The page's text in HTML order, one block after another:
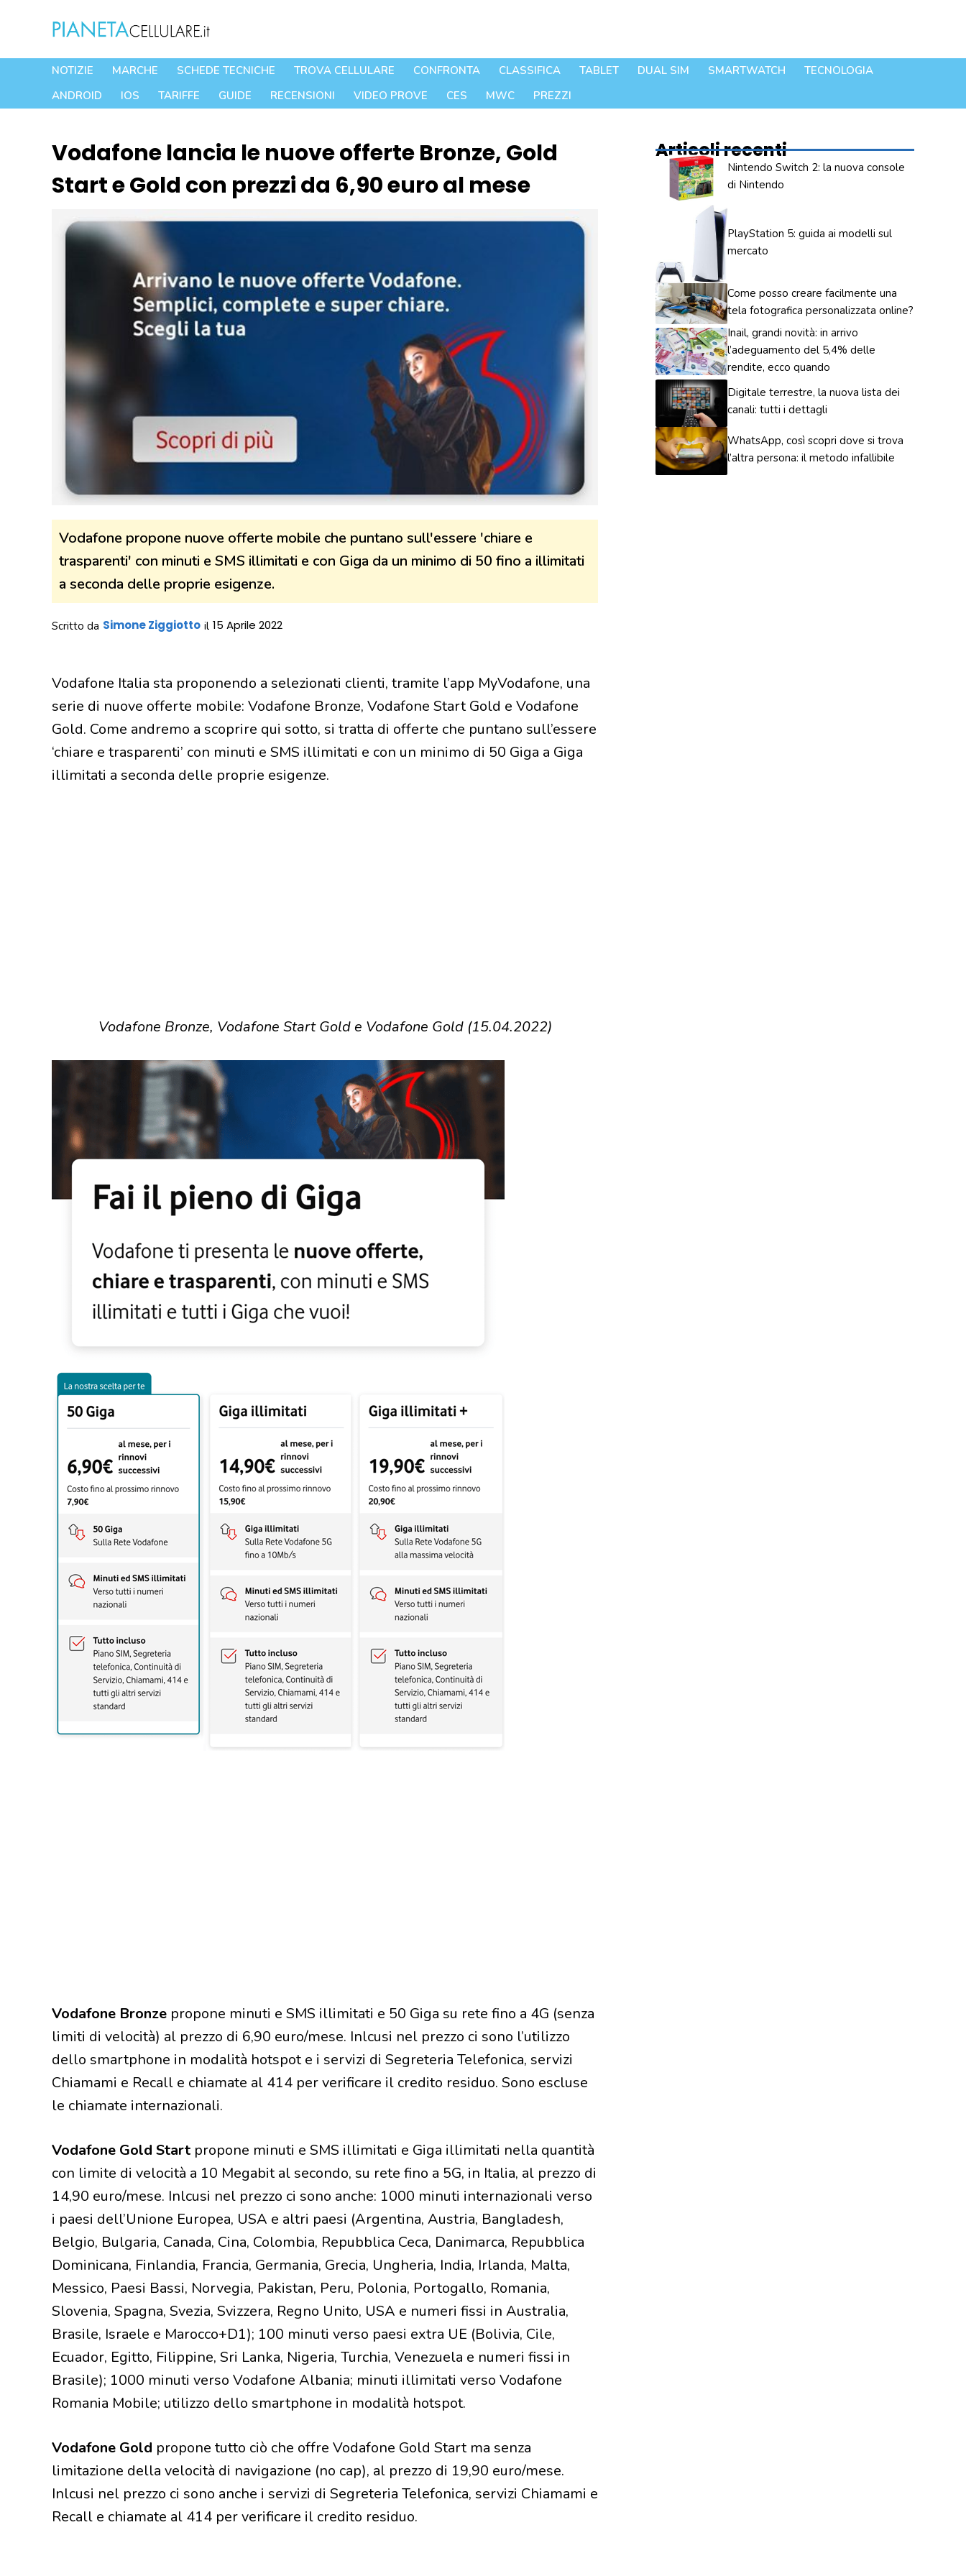
contenuto
NOTIZIE MARCHE SCHEDE TECNICHE TROVA CELLULARE CONFRONTA CLASSIFICA TABLET DUAL SIM SMARTWATCH
TECNOLOGIA
ANDROID
IOS TARIFFE GUIDE RECENSIONI VIDEO PROVE CES MWC PREZZI
Vodafone lancia le nuove offerte Bronze, Gold
Start e Gold con prezzi da 6,90 euro al mese
Vodafone propone nuove offerte mobile che puntano sull'essere 'chiare e
trasparenti' con minuti e SMS illimitati e con Giga da un minimo di 50 fino a illimitati
a seconda delle proprie esigenze.
Scritto da Simone Ziggiotto il 15 Aprile 2022
Vodafone Italia sta proponendo a selezionati clienti, tramite l’app MyVodafone, una
serie di nuove offerte mobile: Vodafone Bronze, Vodafone Start Gold e Vodafone
Gold. Come andremo a scoprire qui sotto, si tratta di offerte che puntano sull’essere
‘chiare e trasparenti’ con minuti e SMS illimitati e con un minimo di 50 Giga a Giga
illimitati a seconda delle proprie esigenze.
Vodafone Bronze, Vodafone Start Gold e Vodafone Gold (15.04.2022)
Vodafone Bronze propone minuti e SMS illimitati e 50 Giga su rete fino a 4G (senza
limiti di velocità) al prezzo di 6,90 euro/mese. Inlcusi nel prezzo ci sono l’utilizzo
dello smartphone in modalità hotspot e i servizi di Segreteria Telefonica, servizi
Chiamami e Recall e chiamate al 414 per verificare il credito residuo. Sono escluse
le chiamate internazionali.
Vodafone Gold Start propone minuti e SMS illimitati e Giga illimitati nella quantità
con limite di velocità a 10 Megabit al secondo, su rete fino a 5G, in Italia, al prezzo di
14,90 euro/mese. Inlcusi nel prezzo ci sono anche: 1000 minuti internazionali verso
i paesi dell’Unione Europea, USA e altri paesi (Argentina, Austria, Bangladesh,
Belgio, Bulgaria, Canada, Cina, Colombia, Repubblica Ceca, Danimarca, Repubblica
Dominicana, Finlandia, Francia, Germania, Grecia, Ungheria, India, Irlanda, Malta,
Messico, Paesi Bassi, Norvegia, Pakistan, Peru, Polonia, Portogallo, Romania,
Slovenia, Spagna, Svezia, Svizzera, Regno Unito, USA e numeri fissi in Australia,
Brasile, Israele e Marocco+D1); 100 minuti verso paesi extra UE (Bolivia, Cile,
Ecuador, Egitto, Filippine, Sri Lanka, Nigeria, Turchia, Venezuela e numeri fissi in
Brasile); 1000 minuti verso Vodafone Albania; minuti illimitati verso Vodafone
Romania Mobile; utilizzo dello smartphone in modalità hotspot.
Vodafone Gold propone tutto ciò che offre Vodafone Gold Start ma senza
limitazione della velocità di navigazione (no cap), al prezzo di 19,90 euro/mese.
Inlcusi nel prezzo ci sono anche i servizi di Segreteria Telefonica, servizi Chiamami e
Recall e chiamate al 414 per verificare il credito residuo.
Articoli recenti
Nintendo Switch 2: la nuova console
di Nintendo
PlayStation 5: guida ai modelli sul
mercato
Come posso creare facilmente una
tela fotografica personalizzata online?
Inail, grandi novità: in arrivo
l’adeguamento del 5,4% delle
rendite, ecco quando
Digitale terrestre, la nuova lista dei
canali: tutti i dettagli
WhatsApp, così scopri dove si trova
l’altra persona: il metodo infallibile